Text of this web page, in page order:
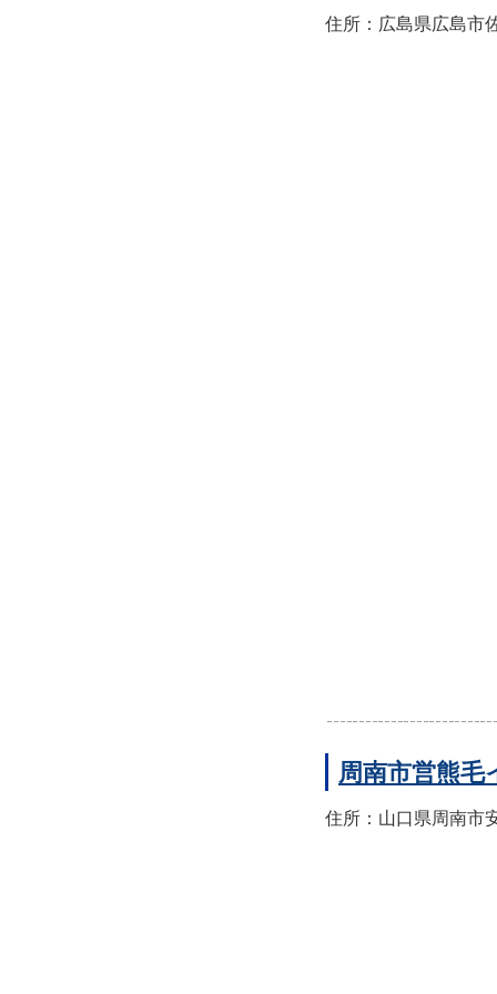
住所：広島県広島市
周南市営熊毛
住所：山口県周南市